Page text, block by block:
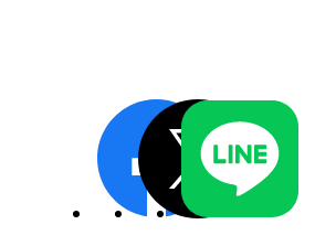
ディスクロージャーポリシー／適時開示体制